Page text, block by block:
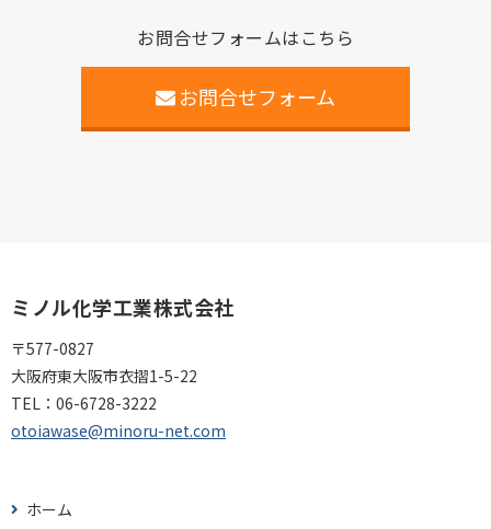
お問合せフォームはこちら
お問合せフォーム
ミノル化学工業株式会社
〒577-0827
大阪府東大阪市衣摺1-5-22
TEL： 06-6728-3222
otoiawase@minoru-net.com
ホーム